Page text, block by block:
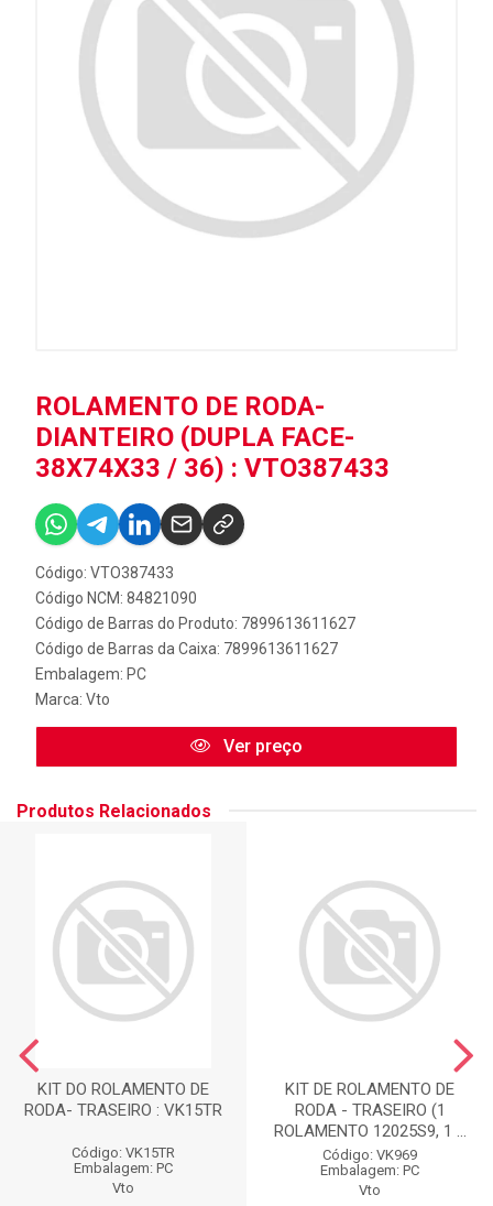
ROLAMENTO DE RODA-
DIANTEIRO (DUPLA FACE-
38X74X33 / 36) : VTO387433
Código: VTO387433
Código NCM: 84821090
Código de Barras do Produto: 7899613611627
Código de Barras da Caixa: 7899613611627
Embalagem: PC
Marca: Vto
Ver preço
Produtos Relacionados
KIT DO ROLAMENTO DE
RODA- TRASEIRO : VK15TR
Código: VK15TR
Embalagem: PC
Vto
KIT DE ROLAMENTO DE
RODA - TRASEIRO (1
ROLAMENTO 12025S9, 1 ...
Código: VK969
Embalagem: PC
Vto